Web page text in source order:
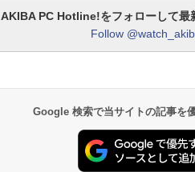
AKIBA PC Hotline!をフォローして最
Follow
Google 検索で当サイトの記事を